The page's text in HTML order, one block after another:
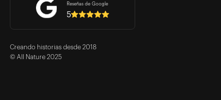
Reseñas de Google
5
Creando historias desde 2018
© All Nature 2025